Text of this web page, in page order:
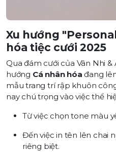
Xu hướng
hóa tiệc cưới 2025
Qua đám cưới của Vân Nhi
hướng Cá nhân hóa đang
mẫu trang trí rập khuôn
nay chú trọng vào việc thể
Từ việc chọn tone màu
Đến việc in tên lên chai
riêng biệt.